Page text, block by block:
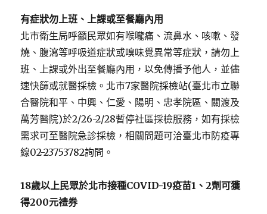
有症狀勿上班、上課或至餐廳內用
北市衛生局呼籲民眾如有喉嚨痛、流鼻水、咳嗽、發
燒、腹瀉等呼吸道症狀或嗅味覺異常等症狀，請勿上
班、上課或外出至餐廳內用，以免傳播予他人，並儘
速快篩或就醫採檢。北市7家醫院採檢站(臺北市立聯
合醫院和平、中興、仁愛、陽明、忠孝院區、關渡及
萬芳醫院)於2/26-2/28暫停社區採檢服務，如有採檢
需求可至醫院急診採檢，相關問題可洽臺北市防疫專
線02-23753782詢問。
18歲以上民眾於北市接種COVID-19疫苗1 、2劑可獲
得200元禮券